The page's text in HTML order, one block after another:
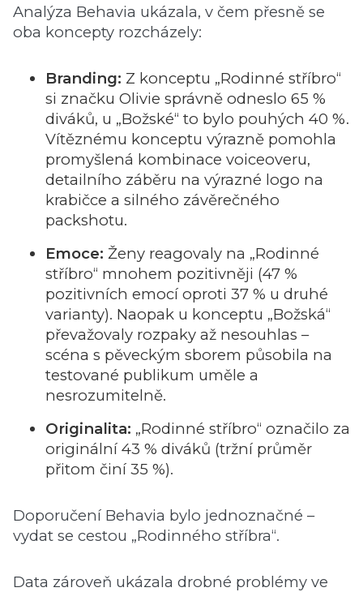
Analýza Behavia ukázala, v čem přesně se
oba koncepty rozcházely:
Branding: Z konceptu „Rodinné stříbro“
si značku Olivie správně odneslo 65 %
diváků, u „Božské“ to bylo pouhých 40 %.
Vítěznému konceptu výrazně pomohla
promyšlená kombinace voiceoveru,
detailního záběru na výrazné logo na
krabičce a silného závěrečného
packshotu.
Emoce: Ženy reagovaly na „Rodinné
stříbro“ mnohem pozitivněji (47 %
pozitivních emocí oproti 37 % u druhé
varianty). Naopak u konceptu „Božská“
převažovaly rozpaky až nesouhlas –
scéna s pěveckým sborem působila na
testované publikum uměle a
nesrozumitelně.
Originalita: „Rodinné stříbro“ označilo za
originální 43 % diváků (tržní průměr
přitom činí 35 %).
Doporučení Behavia bylo jednoznačné –
vydat se cestou „Rodinného stříbra“.
Data zároveň ukázala drobné problémy ve